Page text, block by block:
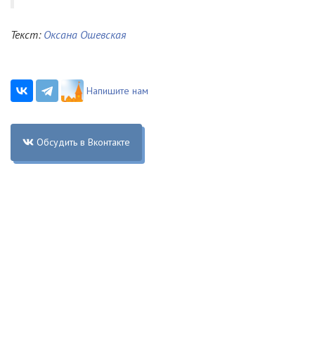
Текст: Оксана Ошевская
Напишите нам
Обсудить в Вконтакте